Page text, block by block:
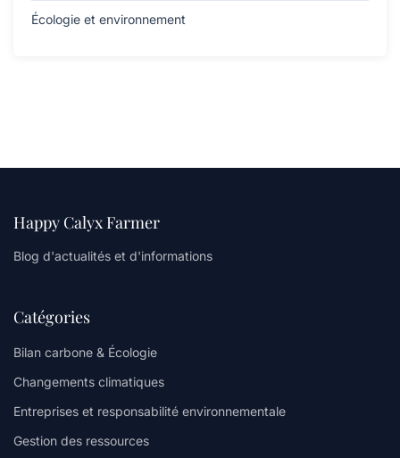
Écologie et environnement
Happy Calyx Farmer
Blog d'actualités et d'informations
Catégories
Bilan carbone & Écologie
Changements climatiques
Entreprises et responsabilité environnementale
Gestion des ressources